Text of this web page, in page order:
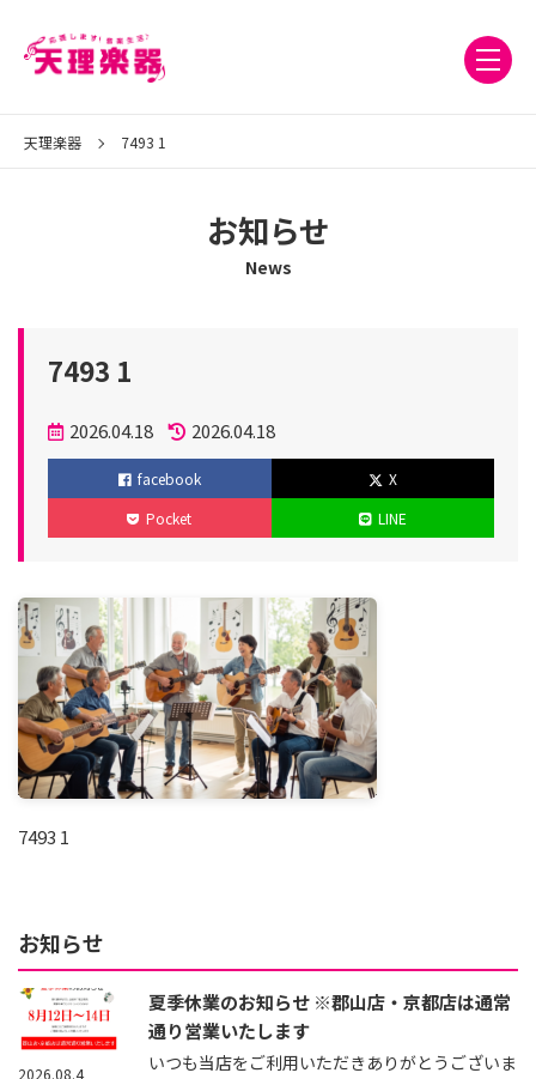
天理楽器 7493 1
お知らせ
News
7493 1
投
稿
日
2026.04.18
更
新
2026.04.18
facebook
X
Pocket
LINE
7493 1
お知らせ
夏季休業のお知らせ ※郡山店・京都店は通常
通り営業いたします
いつも当店をご利用いただきありがとうございま
2026.08.4